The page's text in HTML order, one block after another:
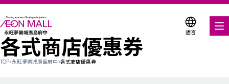
語言
美食饗宴
各式商店優惠券
TOP>永旺夢樂城廣島府中>各式商店優惠券